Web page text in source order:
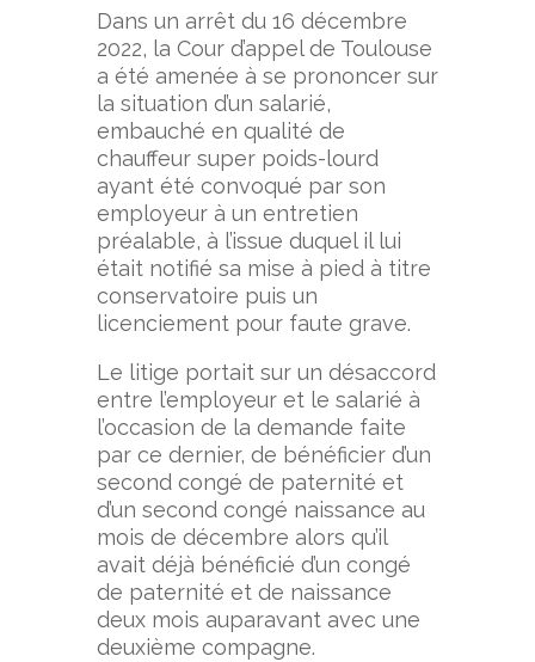
Dans un arrêt du 16 décembre
2022, la Cour d’appel de Toulouse
a été amenée à se prononcer sur
la situation d’un salarié,
embauché en qualité de
chauffeur super poids-lourd
ayant été convoqué par son
employeur à un entretien
préalable, à l’issue duquel il lui
était notifié sa mise à pied à titre
conservatoire puis un
licenciement pour faute grave.
Le litige portait sur un désaccord
entre l’employeur et le salarié à
l’occasion de la demande faite
par ce dernier, de bénéficier d’un
second congé de paternité et
d’un second congé naissance au
mois de décembre alors qu’il
avait déjà bénéficié d’un congé
de paternité et de naissance
deux mois auparavant avec une
deuxième compagne.